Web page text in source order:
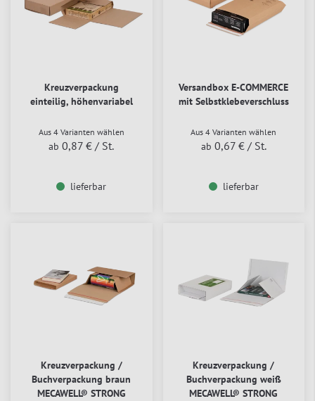
Kreuzverpackung
einteilig, höhenvariabel
Aus 4 Varianten wählen
ab 0,87 € / St.
lieferbar
Versandbox E-COMMERCE
mit Selbstklebeverschluss
Aus 4 Varianten wählen
ab 0,67 € / St.
lieferbar
Kreuzverpackung /
Buchverpackung braun
MECAWELL® STRONG
Kreuzverpackung /
Buchverpackung weiß
MECAWELL® STRONG